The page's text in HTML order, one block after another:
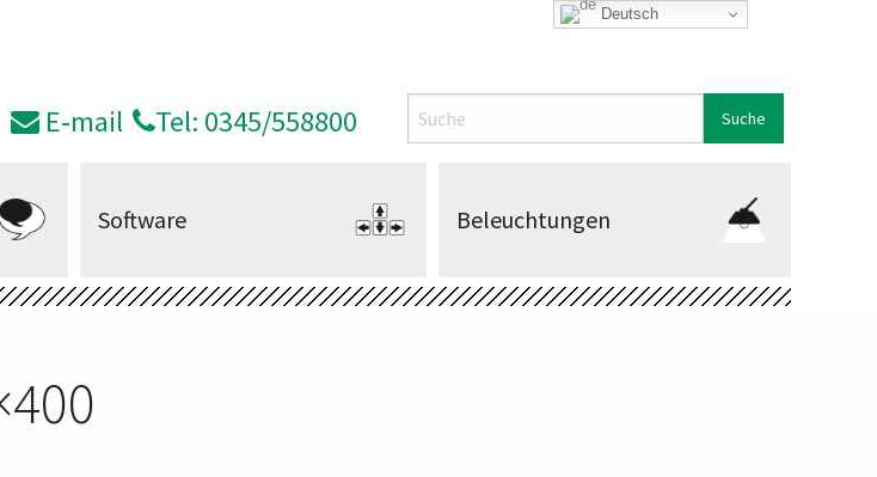
E‑mail Tel: 0345/558800
Software Beleuchtungen
Deutsch